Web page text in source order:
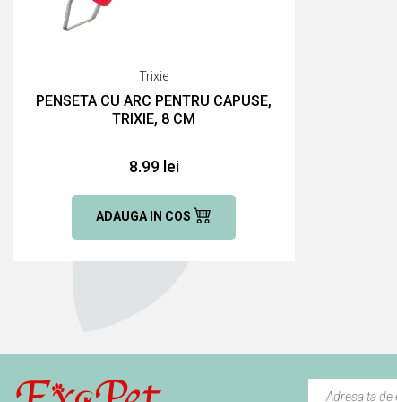
Trixie
PENSETA CU ARC PENTRU CAPUSE,
TRIXIE, 8 CM
8.99 lei
ADAUGA IN COS